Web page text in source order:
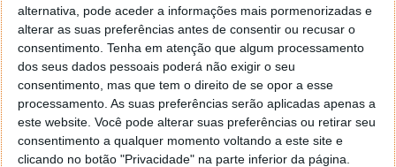
alternativa, pode aceder a informações mais pormenorizadas e
alterar as suas preferências antes de consentir ou recusar o
consentimento. Tenha em atenção que algum processamento
dos seus dados pessoais poderá não exigir o seu
consentimento, mas que tem o direito de se opor a esse
processamento. As suas preferências serão aplicadas apenas a
este website. Você pode alterar suas preferências ou retirar seu
consentimento a qualquer momento voltando a este site e
clicando no botão "Privacidade" na parte inferior da página.
Responder
Vítor M.
7 de Novembro de 2005 às 11:21
@Rui
Tens de encontrar o que te falei. Faz da seguinte maneira,
janela iniciar e no topo dessa janela com o botão direito do
rato faz propriedades. Depois no separador Menu ‘Iniciar’
clica no botão ‘Personalizar’ aí encontrarás no separador